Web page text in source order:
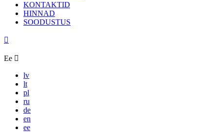
KONTAKTID
HINNAD
SOODUSTUS
Ee
lv
lt
pl
ru
de
en
ee